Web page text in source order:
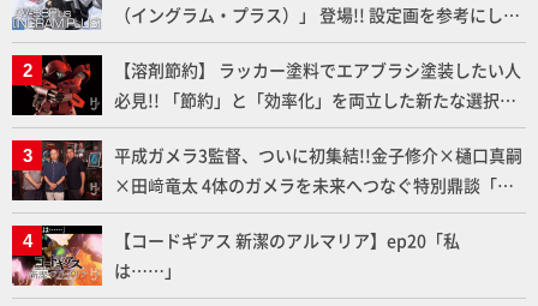
（イングラム・プラス）」 登場!! 設定画を参考にした
細部のディテールアップやハンドパーツの改造で印象
的なシーンを再現!!
【溶剤節約】 ラッカー塗料でエアブラシ塗装したい人
必見!! 「節約」と「効率化」を両立した新たな選択肢
「カートリッジ式エアーブラシ FLYER-SR2」の使い心
地を「HG ブルーティッシュドッグ」で検証！
平成ガメラ3監督、ついに初集結!!金子修介×樋口真嗣
×田﨑竜太 4体のガメラを未来へつなぐ特別鼎談「ガ
メラ永久保存化プロジェクト FINAL」
【コードギアス 新潔のアルマリア】ep20「私
は……」